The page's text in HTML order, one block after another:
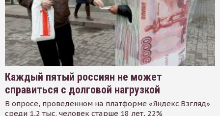
Каждый пятый россиян не может
справиться с долговой нагрузкой
В опросе, проведенном на платформе «Яндекс.Взгляд»
среди 1,2 тыс. человек старше 18 лет, 22%